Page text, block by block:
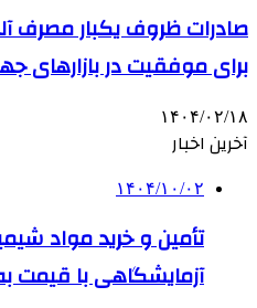
صادرات ظروف یکبار مصرف
برای موفقیت در بازارهای
۱۴۰۴/۰۲/۱۸
آخرین اخبار
۱۴۰۴/۱۰/۰۲
تأمین و خرید مواد
آزمایشگاهی با قیمت